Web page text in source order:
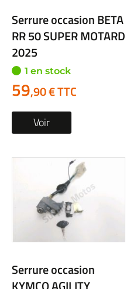
Serrure occasion BETA
RR 50 SUPER MOTARD
2025
1 en stock
59,90 € TTC
Voir
Serrure occasion